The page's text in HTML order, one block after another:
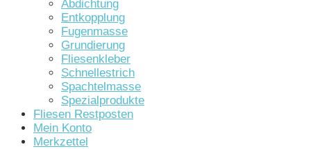
Abdichtung
Entkopplung
Fugenmasse
Grundierung
Fliesenkleber
Schnellestrich
Spachtelmasse
Spezialprodukte
Fliesen Restposten
Mein Konto
Merkzettel